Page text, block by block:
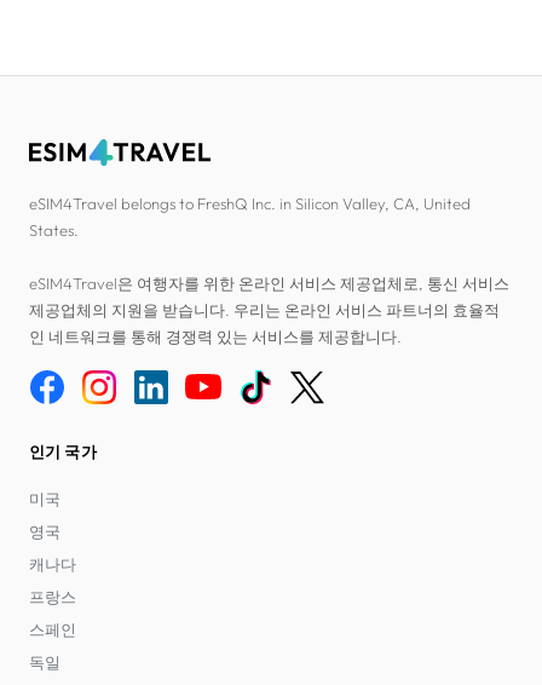
eSIM4Travel belongs to FreshQ Inc. in Silicon Valley, CA, United
States.
eSIM4Travel은 여행자를 위한 온라인 서비스 제공업체로, 통신 서비스
제공업체의 지원을 받습니다. 우리는 온라인 서비스 파트너의 효율적
인 네트워크를 통해 경쟁력 있는 서비스를 제공합니다.
인기 국가
미국
영국
캐나다
프랑스
스페인
독일